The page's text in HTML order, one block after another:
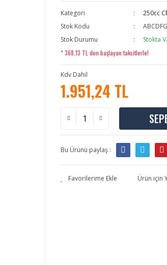
Kategori 250cc
Stok Kodu
Stok Durumu
Stokta
* 368,13 TL den başlayan taksitlerle!
Kdv Dahil
1.951,24 TL
Bu Ürünü paylaş :
Ürün için